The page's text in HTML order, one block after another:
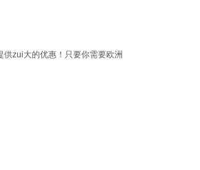
zui大的优惠！只要你需要欧洲